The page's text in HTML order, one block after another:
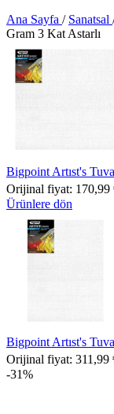
Ana Sayfa / Sanatsal
Gram 3 Kat Astarlı
Bigpoint Artıst's
Orijinal fiyat: 170,99
Ürünlere dön
Bigpoint Artıst's
Orijinal fiyat: 311,99
-31%